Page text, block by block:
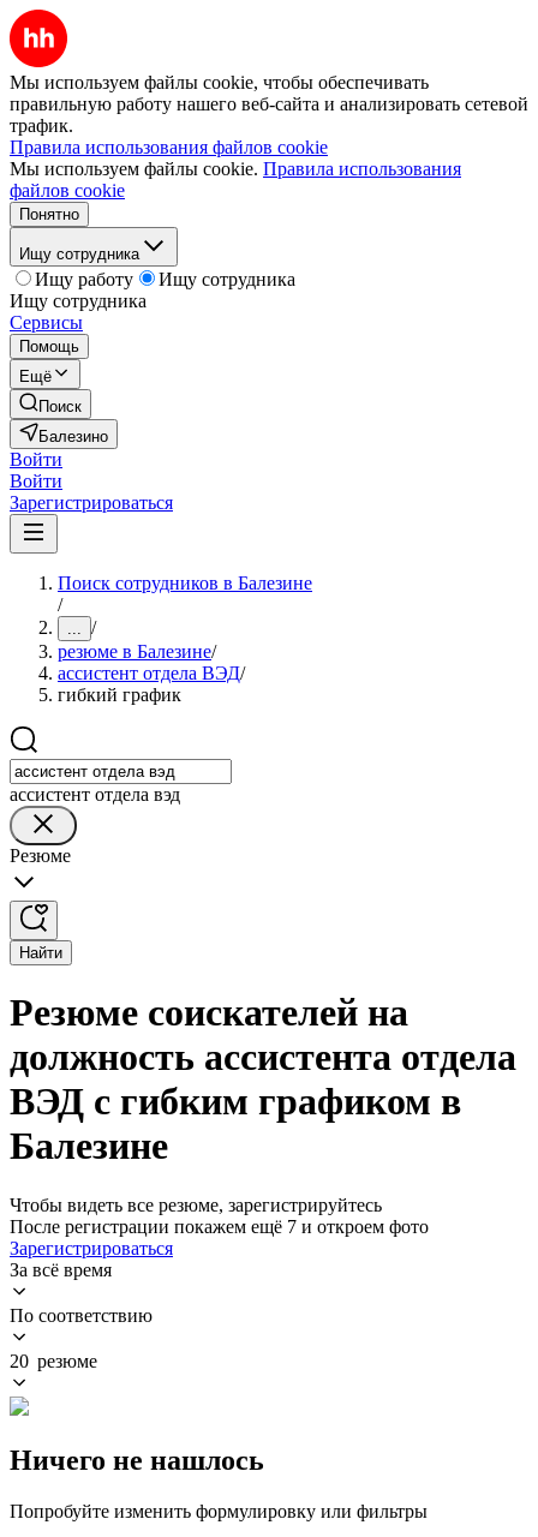
Мы используем файлы cookie, чтобы обеспечивать
правильную работу нашего веб-сайта и анализировать сетевой
трафик.
Правила использования файлов cookie
Мы используем файлы cookie. Правила использования
файлов cookie
Понятно
Ищу сотрудника
Ищу работу
Ищу сотрудника
Ищу сотрудника
Сервисы
Помощь
Ещё
Поиск
Балезино
Войти
Войти
Зарегистрироваться
Поиск сотрудников в Балезине
/
... /
резюме в Балезине/
ассистент отдела ВЭД/
гибкий график
ассистент отдела вэд
Резюме
Найти
Резюме соискателей на
должность ассистента отдела
ВЭД с гибким графиком в
Балезине
Чтобы видеть все резюме, зарегистрируйтесь
После регистрации покажем ещё 7 и откроем фото
Зарегистрироваться
За всё время
По соответствию
20 резюме
Ничего не нашлось
Попробуйте изменить формулировку или фильтры